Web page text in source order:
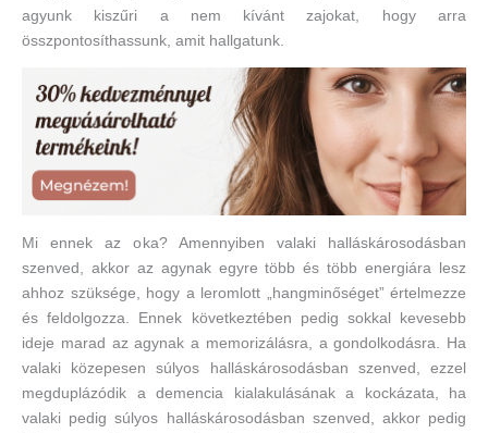
agyunk kiszűri a nem kívánt zajokat, hogy arra
összpontosíthassunk, amit hallgatunk.
Mi ennek az oka? Amennyiben valaki halláskárosodásban
szenved, akkor az agynak egyre több és több energiára lesz
ahhoz szüksége, hogy a leromlott „hangminőséget” értelmezze
és feldolgozza. Ennek következtében pedig sokkal kevesebb
ideje marad az agynak a memorizálásra, a gondolkodásra. Ha
valaki közepesen súlyos halláskárosodásban szenved, ezzel
megduplázódik a demencia kialakulásának a kockázata, ha
valaki pedig súlyos halláskárosodásban szenved, akkor pedig